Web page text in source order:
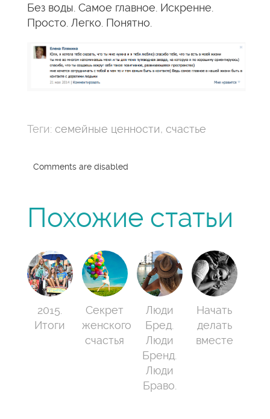
Без воды. Самое главное. Искренне.
Просто. Легко. Понятно.
Теги: семейные ценности, счастье
Comments are disabled
Похожие статьи
2015.
Итоги
Секрет
женского
счастья
Люди
Бред.
Люди
Бренд.
Люди
Браво.
Начать
делать
вместе